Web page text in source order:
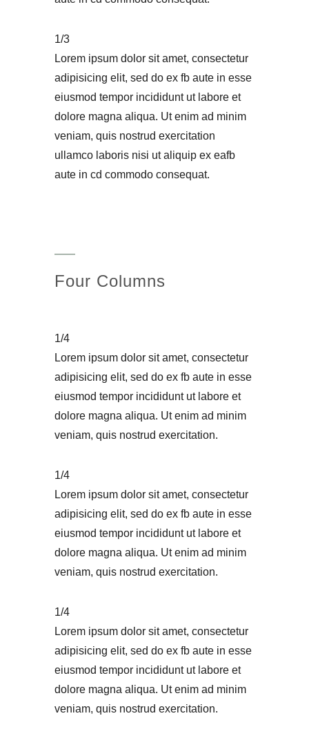
1/3
Lorem ipsum dolor sit amet, consectetur
adipisicing elit, sed do ex fb aute in esse
eiusmod tempor incididunt ut labore et
dolore magna aliqua. Ut enim ad minim
veniam, quis nostrud exercitation
ullamco laboris nisi ut aliquip ex eafb
aute in cd commodo consequat.
Four Columns
1/4
Lorem ipsum dolor sit amet, consectetur
adipisicing elit, sed do ex fb aute in esse
eiusmod tempor incididunt ut labore et
dolore magna aliqua. Ut enim ad minim
veniam, quis nostrud exercitation.
1/4
Lorem ipsum dolor sit amet, consectetur
adipisicing elit, sed do ex fb aute in esse
eiusmod tempor incididunt ut labore et
dolore magna aliqua. Ut enim ad minim
veniam, quis nostrud exercitation.
1/4
Lorem ipsum dolor sit amet, consectetur
adipisicing elit, sed do ex fb aute in esse
eiusmod tempor incididunt ut labore et
dolore magna aliqua. Ut enim ad minim
veniam, quis nostrud exercitation.